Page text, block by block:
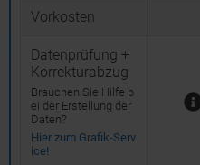
Vorkosten
Datenprüfung +
Korrekturabzug
Brauchen Sie Hilfe b
ei der Erstellung der
Daten?
Hier zum Grafik-Serv
ice!